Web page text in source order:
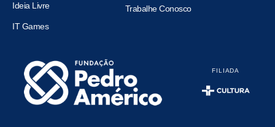
Ideia Livre
IT Games
Trabalhe Conosco
FILIADA